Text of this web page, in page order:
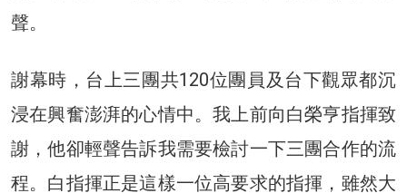
聲。
謝幕時，台上三團共120位團員及台下觀眾都沉
浸在興奮澎湃的心情中。我上前向白榮亨指揮致
謝，他卻輕聲告訴我需要檢討一下三團合作的流
程。白指揮正是這樣一位高要求的指揮，雖然大